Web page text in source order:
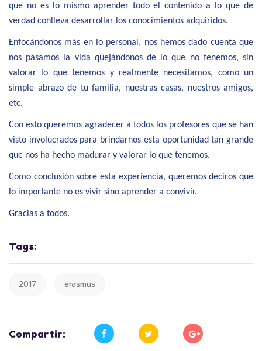
que no es lo mismo aprender todo el contenido a lo que de
verdad conlleva desarrollar los conocimientos adquiridos.
Enfocándonos más en lo personal, nos hemos dado cuenta que
nos pasamos la vida quejándonos de lo que no tenemos, sin
valorar lo que tenemos y realmente necesitamos, como un
simple abrazo de tu familia, nuestras casas, nuestros amigos,
etc.
Con esto queremos agradecer a todos los profesores que se han
visto involucrados para brindarnos esta oportunidad tan grande
que nos ha hecho madurar y valorar lo que tenemos.
Como conclusión sobre esta experiencia, queremos deciros que
lo importante no es vivir sino aprender a convivir.
Gracias a todos.
Tags:
2017 erasmus
Compartir: